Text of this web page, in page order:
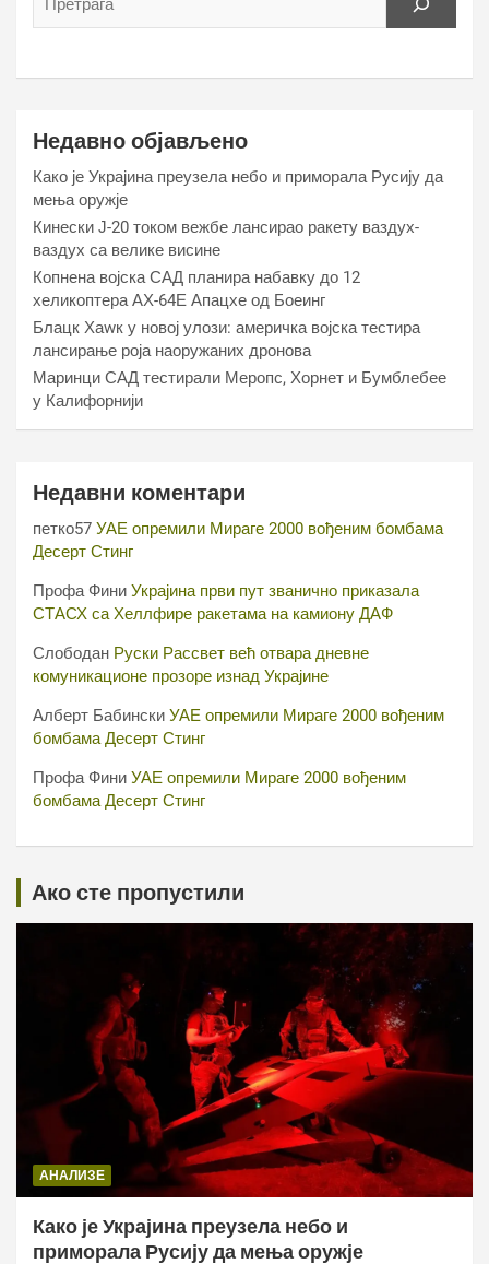
Недавно објављено
Како је Украјина преузела небо и приморала Русију да
мења оружје
Кинески Ј-20 током вежбе лансирао ракету ваздух-
ваздух са велике висине
Копнена војска САД планира набавку до 12
хеликоптера АХ-64Е Апацхе од Боеинг
Блацк Хаwк у новој улози: америчка војска тестира
лансирање роја наоружаних дронова
Маринци САД тестирали Меропс, Хорнет и Бумблебее
у Калифорнији
Недавни коментари
петко57 УАЕ опремили Мираге 2000 вођеним бомбама
Десерт Стинг
Профа Фини Украјина први пут званично приказала
СТАСХ са Хеллфире ракетама на камиону ДАФ
Слободан Руски Рассвет већ отвара дневне
комуникационе прозоре изнад Украјине
Алберт Бабински УАЕ опремили Мираге 2000 вођеним
бомбама Десерт Стинг
Профа Фини УАЕ опремили Мираге 2000 вођеним
бомбама Десерт Стинг
Ако сте пропустили
АНАЛИЗЕ
Како је Украјина преузела небо и
приморала Русију да мења оружје